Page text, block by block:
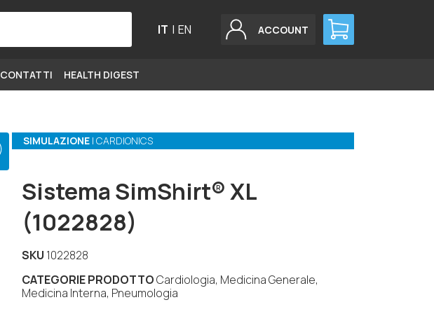
IT | EN ACCOUNT
CONTATTI HEALTH DIGEST
SIMULAZIONE| CARDIONICS
Sistema SimShirt® XL
(1022828)
SKU 1022828
CATEGORIE PRODOTTOCardiologia, Medicina Generale,
Medicina Interna, Pneumologia